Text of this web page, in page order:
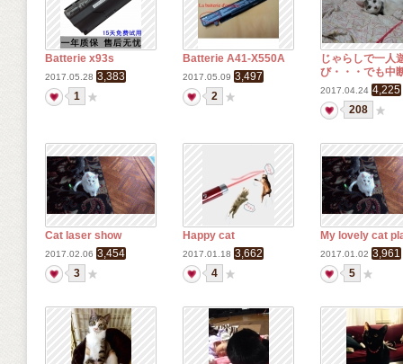
Batterie x93s
2017.05.28 3,383
1
Batterie A41-X550A
2017.05.09 3,497
2
じゃらしで一人
び・・・でも中
2017.04.24 4,225
208
Cat laser show
2017.02.06 3,454
3
Happy cat
2017.01.18 3,662
4
My lovely cat
2017.01.02 3,961
5